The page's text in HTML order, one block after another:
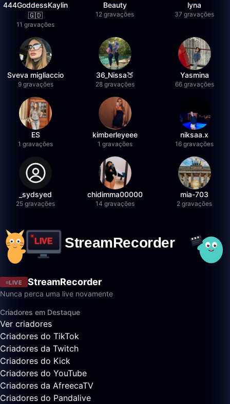
444GoddessKaylin
🇬🇩
11 gravações
Beauty
12 gravações
lyna
37 gravações
Sveva migliaccio
9 gravações
36_Nissa🍑
28 gravações
Yasmina
66 gravações
ES
1 gravações
kimberleyeee
1 gravações
niksaa.x
16 gravações
_sydsyed
25 gravações
chidimma00000
14 gravações
mia-703
2 gravações
LIVE StreamRecorder
Nunca perca uma live novamente
Criadores em Destaque
Ver criadores
Criadores do TikTok
Criadores da Twitch
Criadores do Kick
Criadores do YouTube
Criadores da AfreecaTV
Criadores do Pandalive